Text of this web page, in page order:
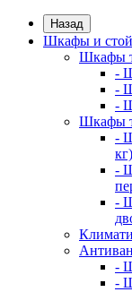
Назад
Шкафы и
Шкафы
-
-
-
Шкафы
-
кг)
-
-
-
-